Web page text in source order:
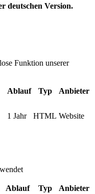
deutschen Version.
Funktion unserer
Ablauf Typ Anbieter
1 Jahr HTML Website
Ablauf Typ
Anbieter